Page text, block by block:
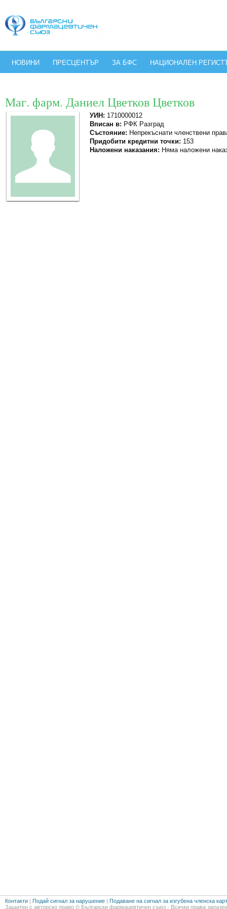
НОВИНИ ПРЕСЦЕНТЪР ЗА БФС НАЦИОНАЛЕН
Маг. фарм. Даниел Цветков Цветков
УИН: 1710000012
Вписан в: РФК Разград
Състояние: Непрекъснати членствени
Придобити кредитни точки: 153
Наложени наказания: Няма наложени
Контакти | Подай сигнал за нарушение | Подаване на сигнал за изгубена членска
Защитен с авторско право © Български фармацевтичен съюз - Всички права